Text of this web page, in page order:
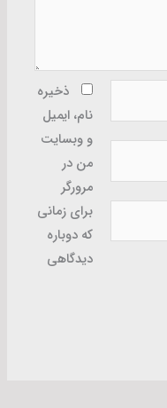
ذخیره
نام، ایمیل
و وبسایت
من در
مرورگر
برای زمانی
که دوباره
دیدگاهی